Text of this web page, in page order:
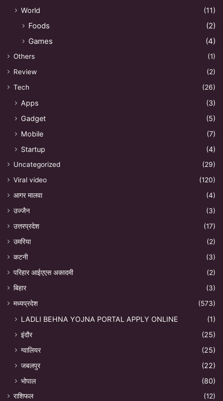
World
(11)
Foods
(2)
Games
(4)
Others
(1)
Review
(2)
Tech
(26)
Apps
(3)
Gadget
(5)
Mobile
(7)
Startup
(4)
Uncategorized
(29)
Viral video
(120)
आगर मालवा
(4)
उज्जैन
(3)
उत्तरप्रदेश
(17)
उमरिया
(2)
कटनी
(3)
परिहार आईएएस अकादमी
(2)
बिहार
(3)
मध्यप्रदेश
(573)
LADLI BEHNA YOJNA PORTAL APPLY ONLINE
(1)
इंदौर
(25)
ग्वालियर
(25)
जबलपुर
(22)
भोपाल
(80)
राशिफल
(12)